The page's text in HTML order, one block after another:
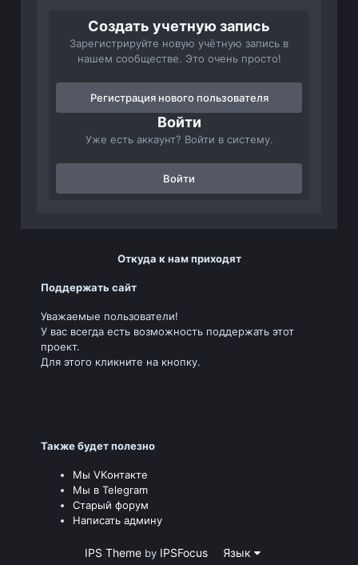
Создать учетную запись
Зарегистрируйте новую учётную запись в
нашем сообществе. Это очень просто!
Регистрация нового пользователя
Войти
Уже есть аккаунт? Войти в систему.
Войти
Откуда к нам приходят
Поддержать сайт
Уважаемые пользователи!
У вас всегда есть возможность поддержать этот
проект.
Для этого кликните на кнопку.
Также будет полезно
Мы VKонтакте
Мы в Telegram
Старый форум
Написать админу
IPS Theme by IPSFocus
Язык